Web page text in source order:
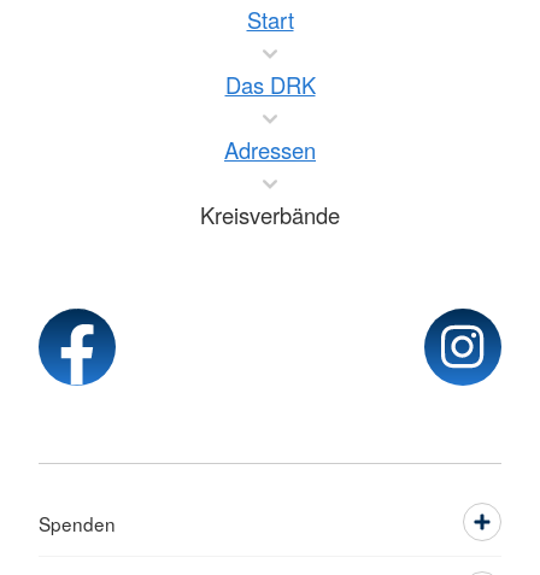
Start
Das DRK
Adressen
Kreisverbände
Spenden